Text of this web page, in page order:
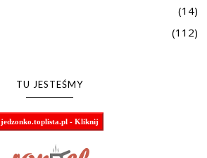
(14)
(112)
TU JESTEŚMY
jedzonko.toplista.pl - Kliknij